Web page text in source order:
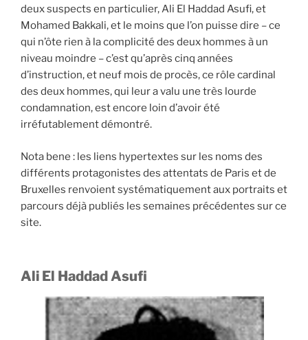
deux suspects en particulier, Ali El Haddad Asufi, et
Mohamed Bakkali, et le moins que l’on puisse dire – ce
qui n’ôte rien à la complicité des deux hommes à un
niveau moindre – c’est qu’après cinq années
d’instruction, et neuf mois de procès, ce rôle cardinal
des deux hommes, qui leur a valu une très lourde
condamnation, est encore loin d’avoir été
irréfutablement démontré.
Nota bene : les liens hypertextes sur les noms des
différents protagonistes des attentats de Paris et de
Bruxelles renvoient systématiquement aux portraits et
parcours déjà publiés les semaines précédentes sur ce
site.
Ali El Haddad Asufi